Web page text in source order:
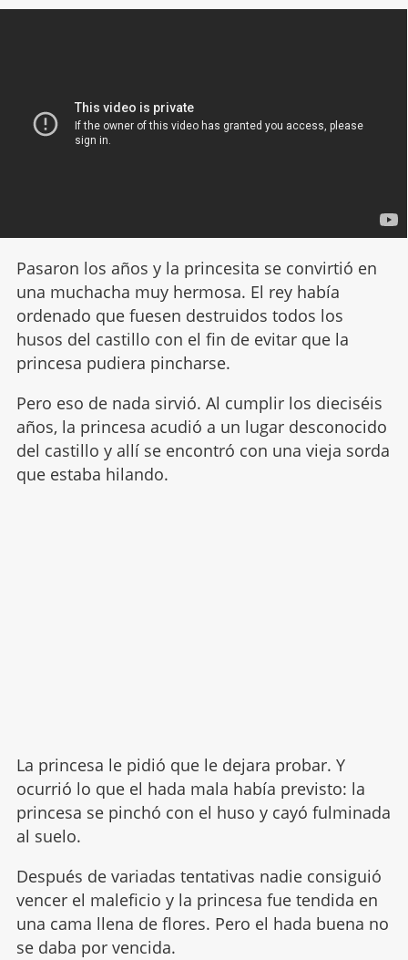
Pasaron los años y la princesita se convirtió en
una muchacha muy hermosa. El rey había
ordenado que fuesen destruidos todos los
husos del castillo con el fin de evitar que la
princesa pudiera pincharse.
Pero eso de nada sirvió. Al cumplir los dieciséis
años, la princesa acudió a un lugar desconocido
del castillo y allí se encontró con una vieja sorda
que estaba hilando.
La princesa le pidió que le dejara probar. Y
ocurrió lo que el hada mala había previsto: la
princesa se pinchó con el huso y cayó fulminada
al suelo.
Después de variadas tentativas nadie consiguió
vencer el maleficio y la princesa fue tendida en
una cama llena de flores. Pero el hada buena no
se daba por vencida.